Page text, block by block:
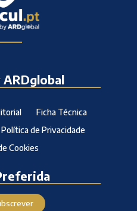
Ficha Técnica
Política de Privacidade
Cookies